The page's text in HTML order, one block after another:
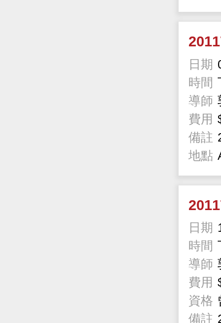
日期
時間
導師
費用
備註
地點
日期
時間
導師
費用
資格
備註